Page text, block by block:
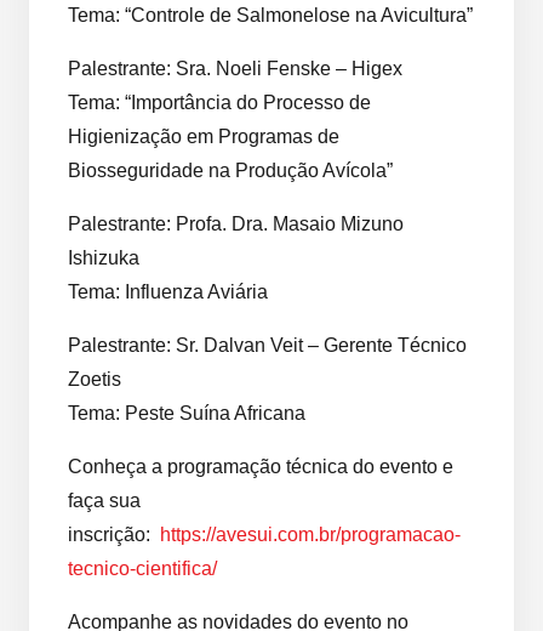
Tema: “Controle de Salmonelose na Avicultura”
Palestrante: Sra. Noeli Fenske – Higex
Tema: “Importância do Processo de
Higienização em Programas de
Biosseguridade na Produção Avícola”
Palestrante: Profa. Dra. Masaio Mizuno
Ishizuka
Tema: Influenza Aviária
Palestrante: Sr. Dalvan Veit – Gerente Técnico
Zoetis
Tema: Peste Suína Africana
Conheça a programação técnica do evento e
faça sua
inscrição:
https://avesui.com.br/programacao-
tecnico-cientifica/
Acompanhe as novidades do evento no